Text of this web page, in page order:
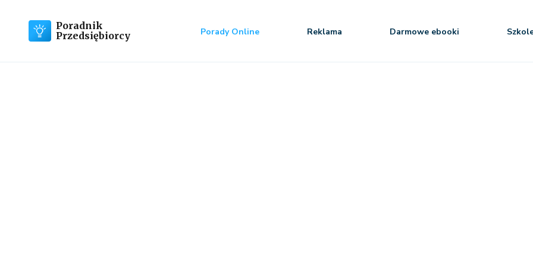
Poradnik
Przedsiębiorcy
Porady Online Reklama Darmowe ebooki